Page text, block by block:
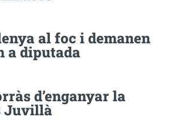
al foc i demanen
a diputada
d’enganyar la
Juvillà